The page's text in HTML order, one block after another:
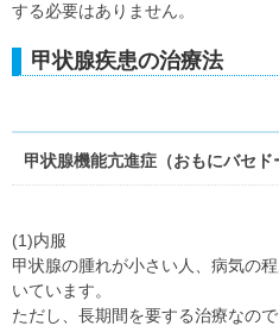
する必要はありません。
甲状腺疾患の治療法
甲状腺機能亢進症（おもにバセド
(1)内服
甲状腺の腫れが小さい人、病気の
いています。
ただし、長期間を要する治療なの